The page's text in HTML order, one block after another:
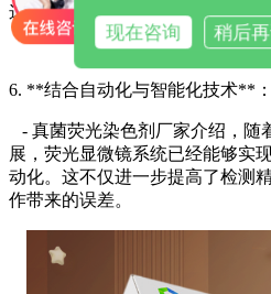
这有助于缩短检测时间，提高实
6. **结合自动化与智能化技术**：
- 真菌荧光染色剂厂家介绍，随
展，荧光显微镜系统已经能够实
动化。这不仅进一步提高了检测
作带来的误差。
现在咨询 稍后